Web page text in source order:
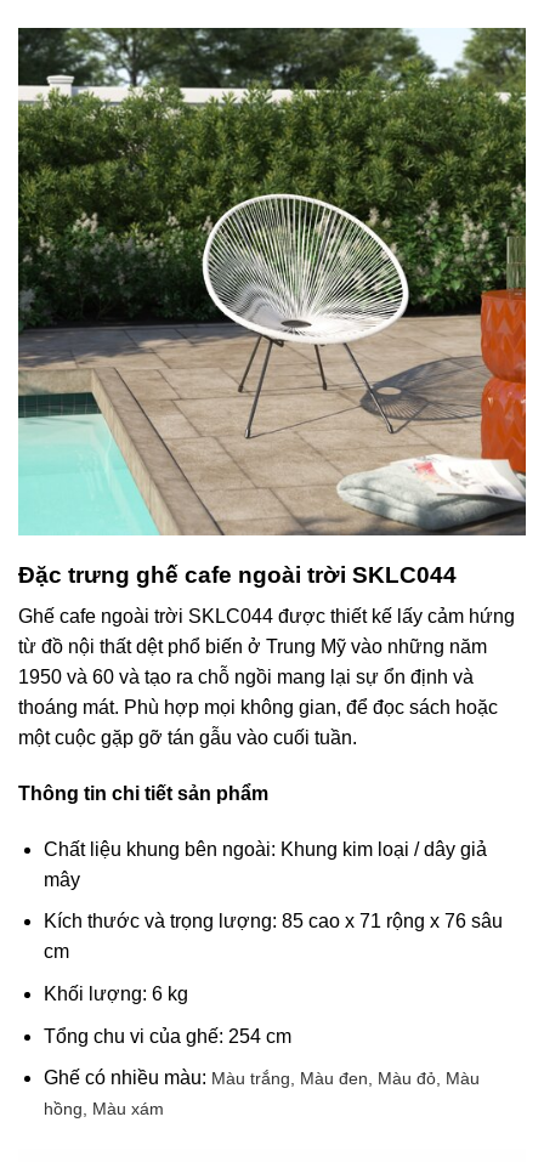
Đặc trưng ghế cafe ngoài trời SKLC044
Ghế cafe ngoài trời SKLC044 được thiết kế lấy cảm hứng
từ đồ nội thất dệt phổ biến ở Trung Mỹ vào những năm
1950 và 60 và tạo ra chỗ ngồi mang lại sự ổn định và
thoáng mát. Phù hợp mọi không gian, để đọc sách hoặc
một cuộc gặp gỡ tán gẫu vào cuối tuần.
Thông tin chi tiết sản phẩm
Chất liệu khung bên ngoài: Khung kim loại / dây giả
mây
Kích thước và trọng lượng: 85 cao x 71 rộng x 76 sâu
cm
Khối lượng: 6 kg
Tổng chu vi của ghế: 254 cm
Ghế có nhiều màu: Màu trắng, Màu đen, Màu đỏ, Màu
hồng, Màu xám